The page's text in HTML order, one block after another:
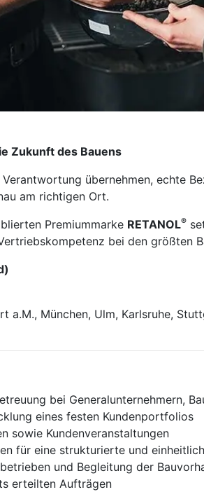
Zukunft des Bauens
übernehmen, echte
am richtigen Ort.
Premiummarke RETANOL®
bei den größten
a.M., München, Ulm, Karlsruhe,
bei Generalunternehmern,
eines festen Kundenportfolios
sowie Kundenveranstaltungen
für eine strukturierte und
und Begleitung der
erteilten Aufträgen